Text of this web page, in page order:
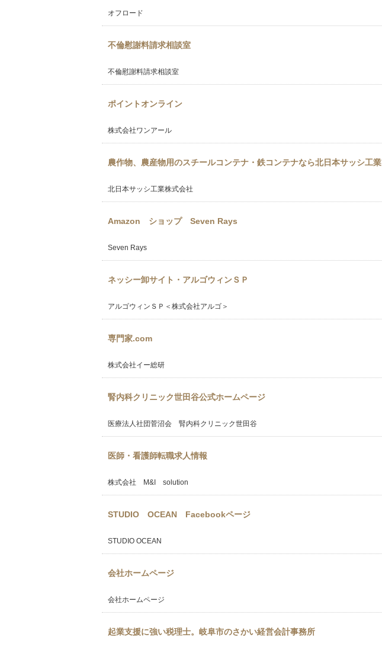
オフロード
不倫慰謝料請求相談室
不倫慰謝料請求相談室
ポイントオンライン
株式会社ワンアール
農作物、農産物用のスチールコンテナ・鉄コンテナなら北日本サッシ工業
北日本サッシ工業株式会社
Amazon ショップ Seven Rays
Seven Rays
ネッシー卸サイト・アルゴウィンＳＰ
アルゴウィンＳＰ＜株式会社アルゴ＞
専門家.com
株式会社イー総研
腎内科クリニック世田谷公式ホームページ
医療法人社団菅沼会 腎内科クリニック世田谷
医師・看護師転職求人情報
株式会社 M&I solution
STUDIO OCEAN Facebookページ
STUDIO OCEAN
会社ホームページ
会社ホームページ
起業支援に強い税理士。岐阜市のさかい経営会計事務所